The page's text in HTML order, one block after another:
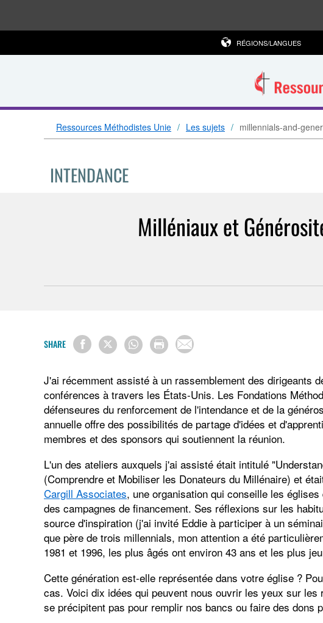
RÉGIONS/LANGUES
Ressources Méthodistes Unie Les sujets millennials-and-
INTENDANCE
Milléniaux et
SHARE
J'ai récemment assisté à un rassemblement des dirigeants
conférences à travers les États-Unis. Les Fondations
défenseures du renforcement de l'intendance et de la
annuelle offre des possibilités de partage d'idées et
membres et des sponsors qui soutiennent la réunion.
L'un des ateliers auxquels j'ai assisté était intitulé
(Comprendre et Mobiliser les Donateurs du Millénaire) et
Cargill Associates, une organisation qui conseille les
des campagnes de financement. Ses réflexions sur les
source d'inspiration (j'ai invité Eddie à participer à un
que père de trois millennials, mon attention a été
1981 et 1996, les plus âgés ont environ 43 ans et les plus
Cette génération est-elle représentée dans votre église ?
cas. Voici dix idées qui peuvent nous ouvrir les yeux sur
se précipitent pas pour remplir nos bancs ou faire des dons